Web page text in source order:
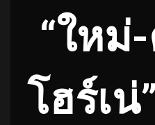
“ใหม่
โฮร์เน่